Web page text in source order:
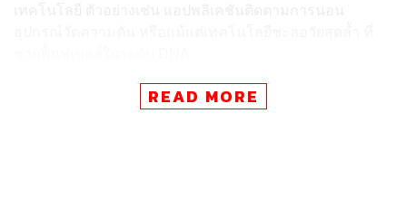
นอกจากนี้พวกเขายังพร้อมรับประสบการณ์ใหม่ๆ ท่องเที่ยว
READ MORE